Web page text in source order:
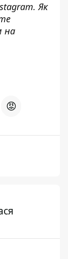
Як
на
😡